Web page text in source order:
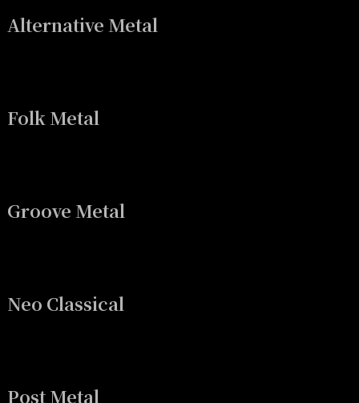
Alternative Metal
Folk Metal
Groove Metal
Neo Classical
Post Metal